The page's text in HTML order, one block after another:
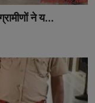
ने य...